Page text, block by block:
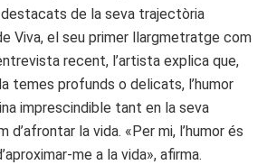
de la seva trajectòria
Viva, el seu primer llargmetratge com
recent, l’artista explica que,
temes profunds o delicats, l’humor
imprescindible tant en la seva
d’afrontar la vida. «Per mi, l’humor és
me a la vida», afirma.